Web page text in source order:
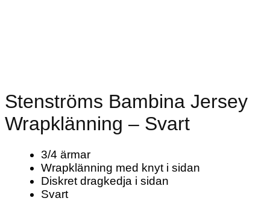
Stenströms Bambina Jersey
Wrapklänning – Svart
3/4 ärmar
Wrapklänning med knyt i sidan
Diskret dragkedja i sidan
Svart